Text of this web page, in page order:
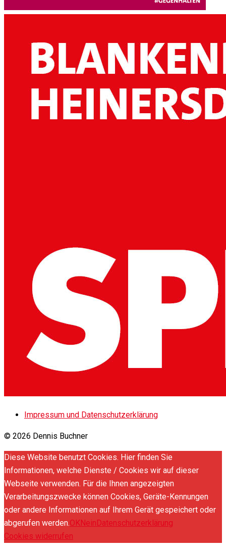
Impressum und Datenschutzerklärung
© 2026 Dennis Buchner
Diese Website benutzt Cookies. Hier finden Sie
Informationen, welche Dienste / Cookies wir auf dieser
Webseite verwenden. Für die Ihnen angezeigten
Verarbeitungszwecke können Cookies, Geräte-Kennungen
oder andere Informationen auf Ihrem Gerät gespeichert oder
abgerufen werden.OKNeinDatenschutzerklärung
Cookies widerrufen